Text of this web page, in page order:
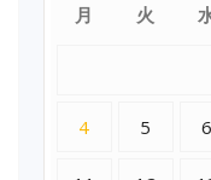
月 火
4 5 6